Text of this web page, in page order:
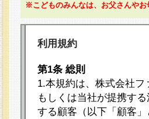
※こどものみんなは、お父さんやお
利用規約
第1条 総則
1.本規約は、株式会社
もしくは当社が提携す
する顧客（以下「顧客